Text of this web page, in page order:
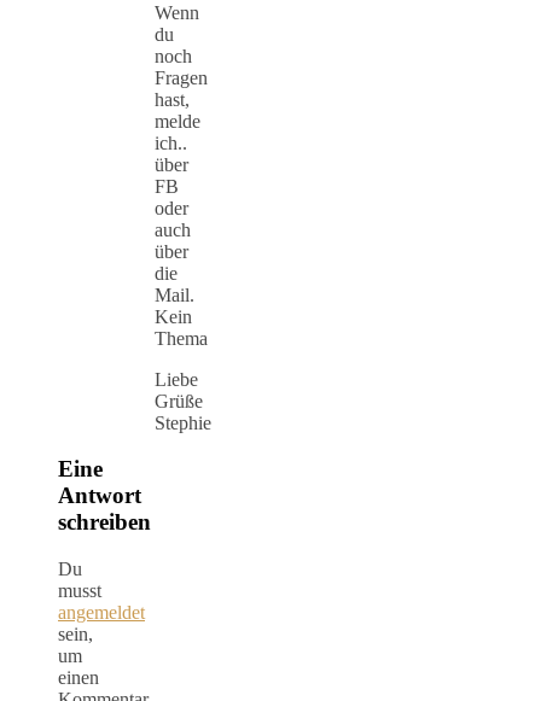
Wenn
du
noch
Fragen
hast,
melde
ich..
über
FB
oder
auch
über
die
Mail.
Kein
Thema
Liebe
Grüße
Stephie
Eine
Antwort
schreiben
Du
musst
angemeldet
sein,
um
einen